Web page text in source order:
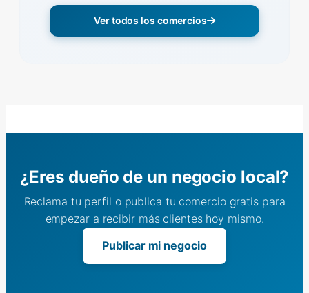
Ver todos los comercios
¿Eres dueño de un negocio local?
Reclama tu perfil o publica tu comercio gratis para
empezar a recibir más clientes hoy mismo.
Publicar mi negocio